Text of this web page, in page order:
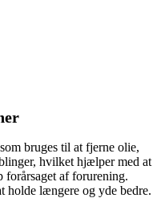
bruges til at fjerne olie,
hvilket hjælper med at
forårsaget af forurening.
holde længere og yde bedre.